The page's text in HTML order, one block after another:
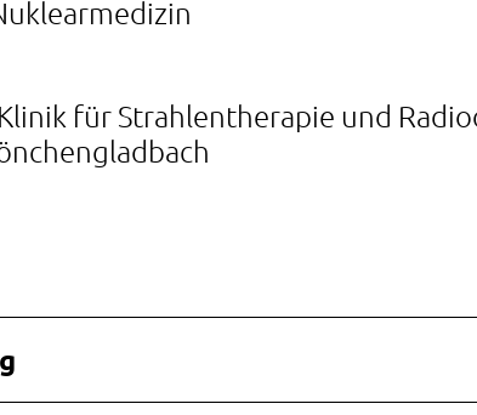
für Strahlentherapie und